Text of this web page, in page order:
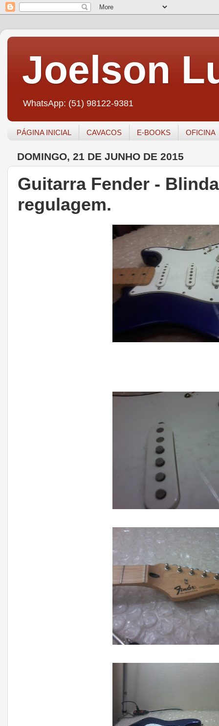
Joelson
WhatsApp: (51) 98122-9381
PÁGINA INICIAL CAVACOS E-BOOKS OFICINA
DOMINGO, 21 DE JUNHO DE 2015
Guitarra Fender -
regulagem.